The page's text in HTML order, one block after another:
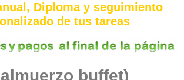
Diploma y seguimiento
de tus tareas
buffet)